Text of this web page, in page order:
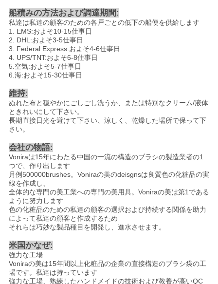
船積みの方法および調達期間:
私達は私達の顧客のための各戸ごとの低下の船便を供給します
1. EMS:およそ10-15仕事日
2. DHL:およそ3-5仕事日
3. Federal Express:およそ4-6仕事日
4. UPS/TNT:およそ6-8仕事日
5.空気:およそ5-7仕事日
6.海:およそ15-30仕事日
維持:
ぬれた布と穏やかにごしごし洗うか、または特別なクリーム/液体
ときれいにして下さい。
長期直接日光を避けて下さい、涼しく、乾燥した場所で保って下
さい。
会社の物語:
Voniraは15年にわたる中国の一流の構造のブラシの製造業者の1
つで、作り出します
月例500000brushes。Voniraの美のdeisgnsは良質色の化粧品の実
線を作成し、
全体的な専門の美工業への専門の美用具。Voniraの美は第1である
ように努力します
色の化粧品のための私達の顧客の選択および持続する関係を助力
によって私達の顧客と作成するため
それらは巧妙な製品種目を開発し、進水させます。
米国かなぜ:
強力な工場
Voniraの美は15年間以上化粧品の企業の直接構造のブラシ袋の工
場です。私達は持っています
強力な工場、熟練したハンドメイドの技術および教養が高いQC